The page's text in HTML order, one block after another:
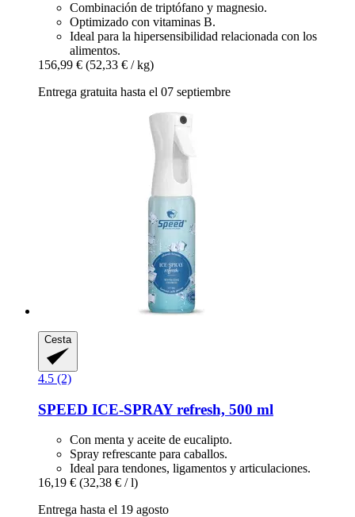
Combinación de triptófano y magnesio.
Optimizado con vitaminas B.
Ideal para la hipersensibilidad relacionada con los
alimentos.
156,99 € (52,33 € / kg)
Entrega gratuita hasta el 07 septiembre
Cesta
4.5 (2)
SPEED ICE-​SPRAY refresh, 500 ml
Con menta y aceite de eucalipto.
Spray refrescante para caballos.
Ideal para tendones, ligamentos y articulaciones.
16,19 € (32,38 € / l)
Entrega hasta el 19 agosto